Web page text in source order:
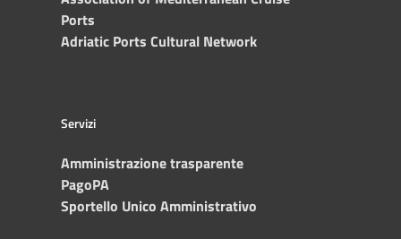
Ports
Adriatic Ports Cultural Network
Servizi
Amministrazione trasparente
PagoPA
Sportello Unico Amministrativo